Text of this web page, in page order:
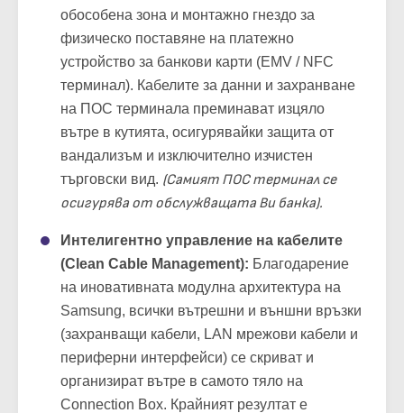
обособена зона и монтажно гнездо за
физическо поставяне на платежно
устройство за банкови карти (EMV / NFC
терминал). Кабелите за данни и захранване
на ПОС терминала преминават изцяло
вътре в кутията, осигурявайки защита от
вандализъм и изключително изчистен
търговски вид. (Самият ПОС терминал се
осигурява от обслужващата Ви банка).
Интелигентно управление на кабелите
(Clean Cable Management): Благодарение
на иновативната модулна архитектура на
Samsung, всички вътрешни и външни връзки
(захранващи кабели, LAN мрежови кабели и
периферни интерфейси) се скриват и
организират вътре в самото тяло на
Connection Box. Крайният резултат е